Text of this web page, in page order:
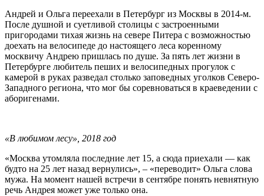
Андрей и Ольга переехали в Петербург из Москвы в 2014-м.
После душной и суетливой столицы с застроенными
пригородами тихая жизнь на севере Питера с возможностью
доехать на велосипеде до настоящего леса коренному
москвичу Андрею пришлась по душе. За пять лет жизни в
Петербурге любитель пеших и велосипедных прогулок с
камерой в руках разведал столько заповедных уголков Северо-
Западного региона, что мог бы соревноваться в краеведении с
аборигенами.
«В любимом лесу», 2018 год
«Москва утомляла последние лет 15, а сюда приехали — как
будто на 25 лет назад вернулись», – «переводит» Ольга слова
мужа. На момент нашей встречи в сентябре понять невнятную
речь Андрея может уже только она.